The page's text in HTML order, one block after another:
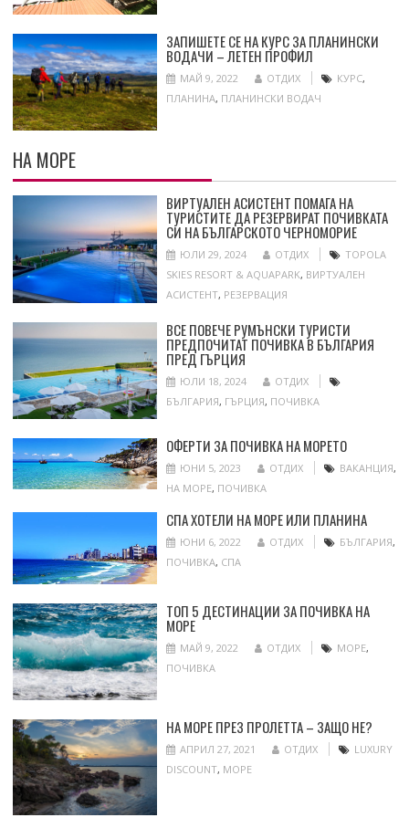
ЗАПИШЕТЕ СЕ НА КУРС ЗА ПЛАНИНСКИ
ВОДАЧИ – ЛЕТЕН ПРОФИЛ
МАЙ 9, 2022 ОТДИХ КУРС,
ПЛАНИНА, ПЛАНИНСКИ ВОДАЧ
НА МОРЕ
ВИРТУАЛЕН АСИСТЕНТ ПОМАГА НА
ТУРИСТИТЕ ДА РЕЗЕРВИРАТ ПОЧИВКАТА
СИ НА БЪЛГАРСКОТО ЧЕРНОМОРИЕ
ЮЛИ 29, 2024 ОТДИХ
TOPOLA
SKIES RESORT & AQUAPARK, ВИРТУАЛЕН
АСИСТЕНТ, РЕЗЕРВАЦИЯ
ВСЕ ПОВЕЧЕ РУМЪНСКИ ТУРИСТИ
ПРЕДПОЧИТАТ ПОЧИВКА В БЪЛГАРИЯ
ПРЕД ГЪРЦИЯ
ЮЛИ 18, 2024
ОТДИХ
БЪЛГАРИЯ, ГЪРЦИЯ, ПОЧИВКА
ОФЕРТИ ЗА ПОЧИВКА НА МОРЕТО
ЮНИ 5, 2023 ОТДИХ ВАКАНЦИЯ,
НА МОРЕ, ПОЧИВКА
СПА ХОТЕЛИ НА МОРЕ ИЛИ ПЛАНИНА
ЮНИ 6, 2022 ОТДИХ БЪЛГАРИЯ,
ПОЧИВКА, СПА
ТОП 5 ДЕСТИНАЦИИ ЗА ПОЧИВКА НА
МОРЕ
МАЙ 9, 2022 ОТДИХ МОРЕ,
ПОЧИВКА
НА МОРЕ ПРЕЗ ПРОЛЕТТА – ЗАЩО НЕ?
АПРИЛ 27, 2021 ОТДИХ
LUXURY
DISCOUNT, МОРЕ